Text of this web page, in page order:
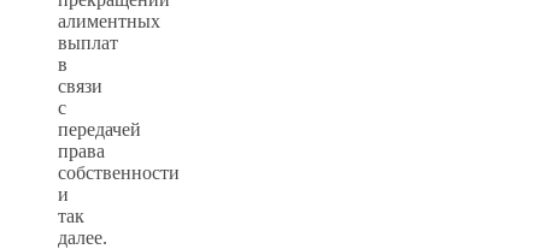
алиментных
выплат
в
связи
с
передачей
права
собственности
и
так
далее.